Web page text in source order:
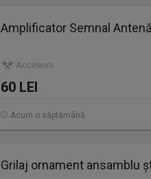
Amplificator Semnal
Accesorii
60 LEI
Acum o săptămână
Grilaj ornament ansamblu